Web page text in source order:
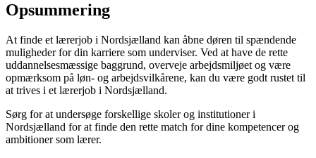
Opsummering
At finde et lærerjob i Nordsjælland kan åbne døren til spændende
muligheder for din karriere som underviser. Ved at have de rette
uddannelsesmæssige baggrund, overveje arbejdsmiljøet og være
opmærksom på løn- og arbejdsvilkårene, kan du være godt rustet til
at trives i et lærerjob i Nordsjælland.
Sørg for at undersøge forskellige skoler og institutioner i
Nordsjælland for at finde den rette match for dine kompetencer og
ambitioner som lærer.